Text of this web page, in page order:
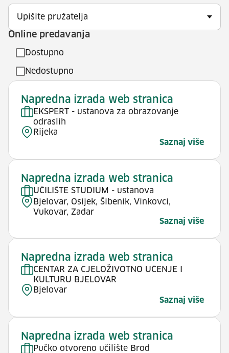
Upišite pružatelja
Online predavanja
Dostupno
Nedostupno
Napredna izrada web stranica
EKSPERT - ustanova za obrazovanje
odraslih
Rijeka
Saznaj više
Napredna izrada web stranica
UČILIŠTE STUDIUM - ustanova
Bjelovar, Osijek, Šibenik, Vinkovci,
Vukovar, Zadar
Saznaj više
Napredna izrada web stranica
CENTAR ZA CJELOŽIVOTNO UČENJE I
KULTURU BJELOVAR
Bjelovar
Saznaj više
Napredna izrada web stranica
Pučko otvoreno učilište Brod